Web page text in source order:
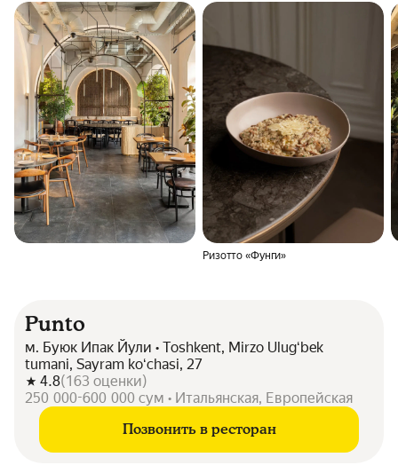
Ризотто «Фунги»
Punto
м. Буюк Ипак Йули • Toshkent, Mirzo Ulugʻbek
tumani, Sayram koʻchasi, 27
4.8(163 оценки)
250 000-600 000 сум • Итальянская, Европейская
Позвонить в ресторан